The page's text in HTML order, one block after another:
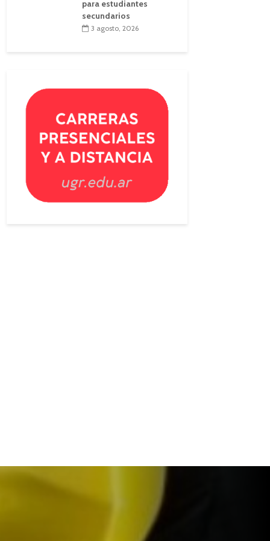
para estudiantes
secundarios
3 agosto, 2026